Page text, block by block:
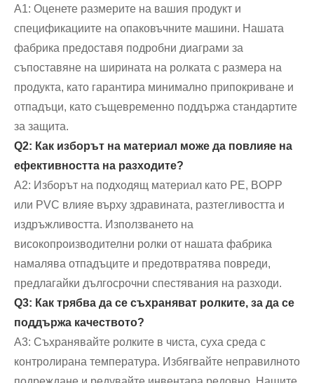
A1: Оценете размерите на вашия продукт и
спецификациите на опаковъчните машини. Нашата
фабрика предоставя подробни диаграми за
съпоставяне на ширината на ролката с размера на
продукта, като гарантира минимално припокриване и
отпадъци, като същевременно поддържа стандартите
за защита.
Q2: Как изборът на материал може да повлияе на
ефективността на разходите?
A2: Изборът на подходящ материал като PE, BOPP
или PVC влияе върху здравината, разтегливостта и
издръжливостта. Използването на
високопроизводителни ролки от нашата фабрика
намалява отпадъците и предотвратява повреди,
предлагайки дългосрочни спестявания на разходи.
Q3: Как трябва да се съхраняват ролките, за да се
поддържа качеството?
A3: Съхранявайте ролките в чиста, суха среда с
контролирана температура. Избягвайте неправилното